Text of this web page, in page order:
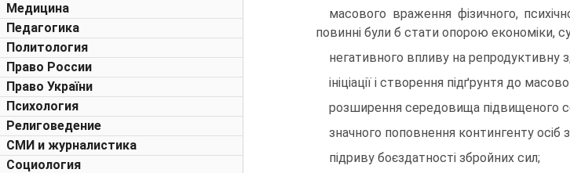
Медицина
Педагогика
Политология
Право России
Право України
Психология
Религоведение
СМИ и журналистика
Социология
масового враження фізичного,
повинні були б стати опорою економіки,
негативного впливу на репродуктивну
ініціації і створення підґрунтя до
розширення середовища підвищеного
значного поповнення контингенту
підриву боєздатності збройних сил;